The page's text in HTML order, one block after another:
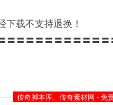
下载不支持退换！
〓〓〓〓〓〓〓〓〓〓
传奇脚本库、传奇素材网 - 免